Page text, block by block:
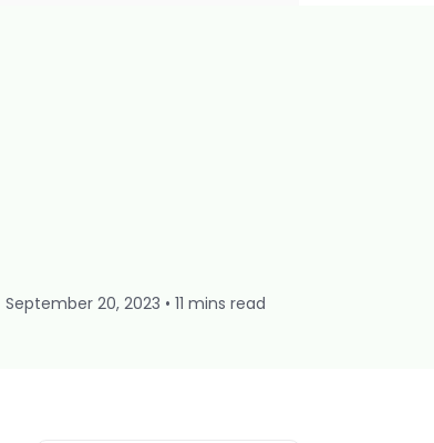
September 20, 2023 • 11 mins read